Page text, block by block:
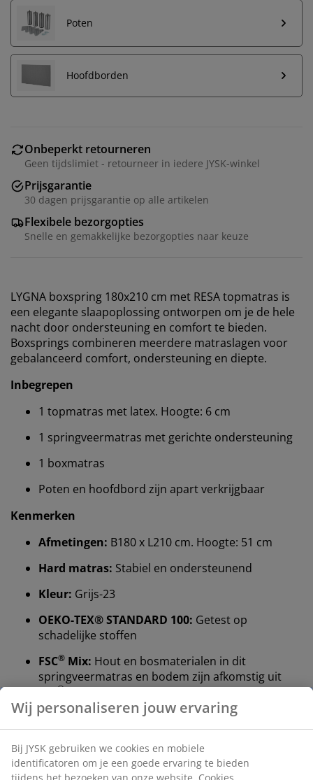
Poten
Hoofdborden
Onbeperkt retourneren
Geen tijdslimiet - retourneer in iedere JYSK-winkel
Prijsgarantie
30 dagen prijsgarantie op alle artikelen
Flexibele bezorgopties
Snelle en gemakkelijke bezorgopties naar keuze
LYGNA boxspring 180x210 cm met RESA topmatras is
een elegante slaapoplossing ontworpen om je de hele
nacht door ondersteuning en comfort te bieden.
Boxsprings combineren meerdere matraslagen voor
gebalanceerd comfort, ondersteuning en diepte.
Inbegrepen
1 topmatras met latex. Hoogte: 6 cm
1 springveermatras met gerichte ondersteuning
1 boxmatras
Poten en hoofdbord zijn apart verkrijgbaar
Kenmerken
Afmetingen: B180 x L210 cm. Hoogte: 51 cm
Hard matras: Stabiel en ondersteunend
Kleur: Grijs-23
OEKO-TEX® STANDARD 100: Getest op
schadelijke stoffen
FSC® Mix: Hout en bosmaterialen in dit
springveermatras en bodem zijn afkomstig uit
FSC®-gecertificeerde, gerecycleerde of
gecontroleerde bronnen
GREENFIRST® hoes: Met anti-huisstofmijt
eigenschappen
DREAMZONE®:Kwaliteitsmatrassen en -bedden